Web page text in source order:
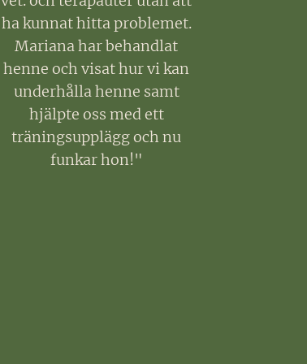
ha kunnat hitta problemet.
Mariana har behandlat
henne och visat hur vi kan
underhålla henne samt
hjälpte oss med ett
träningsupplägg och nu
funkar hon!"